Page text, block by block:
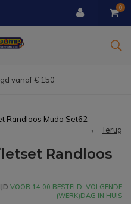
0
vanaf € 150
Randloos Mudo Set62
Terug
Randloos
VOOR 14:00 BESTELD, VOLGENDE
(WERK)DAG IN HUIS